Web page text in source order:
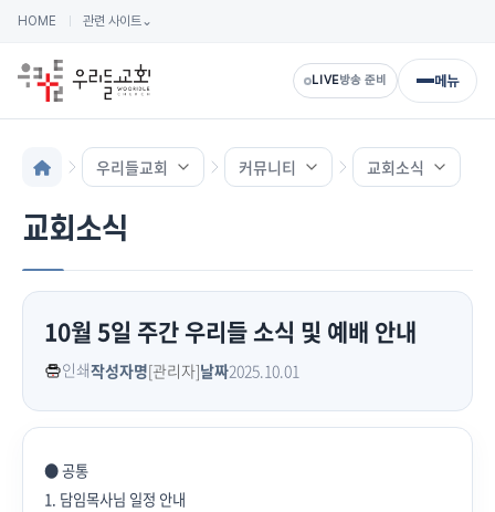
HOME 관련 사이트⌄
LIVE방송 준비 메뉴
우리들교회 커뮤니티 교회소식
교회소식
10월 5일 주간 우리들 소식 및 예배 안내
인쇄작성자명[관리자]날짜2025.10.01
● 공통
1. 담임목사님 일정 안내